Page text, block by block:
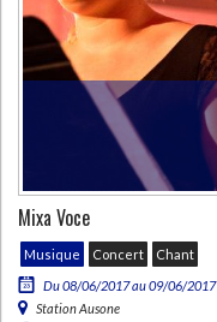
Mixa Voce
Musique Concert
Chant
Du 08/06/2017 au 09/06/2017
Station Ausone